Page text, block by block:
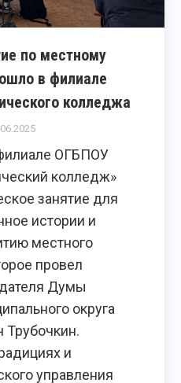
по местному
в филиале
колледжа
ОГБПОУ
колледж»
занятие для
истории и
местного
провел
Думы
округа
Трубочкин.
и
управления